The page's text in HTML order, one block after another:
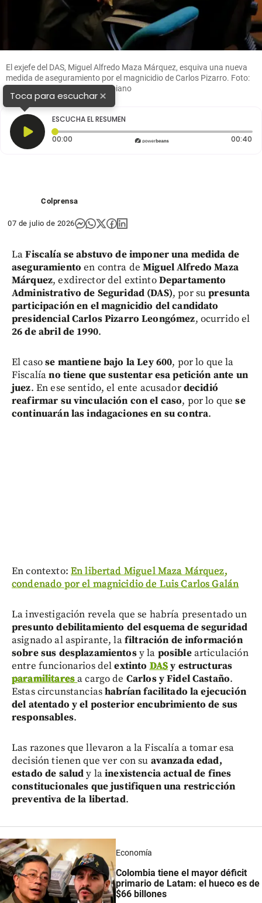
El exjefe del DAS, Miguel Alfredo Maza Márquez, esquiva una nueva
medida de aseguramiento por el magnicidio de Carlos Pizarro. Foto:
Colprensa y Archivo El Colombiano
Toca para escuchar×
ESCUCHA EL RESUMEN
00:00 Tiempo transcurrido: 0 segundos 00:40
Colprensa
07 de julio de 2026
LaFiscalía se abstuvo de imponer una medida de
aseguramiento en contra deMiguel Alfredo Maza
Márquez, exdirector del extintoDepartamento
Administrativo de Seguridad (DAS), por supresunta
participación en el magnicidio del candidato
presidencial Carlos Pizarro Leongómez, ocurrido el
26 de abril de 1990.
El casose mantiene bajo la Ley 600, por lo que la
Fiscalíano tiene que sustentar esa petición ante un
juez. En ese sentido, el ente acusadordecidió
reafirmar su vinculación con el caso, por lo quese
continuarán las indagaciones en su contra.
En contexto: En libertad Miguel Maza Márquez,
condenado por el magnicidio de Luis Carlos Galán
La investigación revela que se habría presentado un
presunto debilitamiento del esquema de seguridad
asignado al aspirante, lafiltración de información
sobre sus desplazamientosy la posiblearticulación
entre funcionarios delextinto DASy estructuras
paramilitaresa cargo de Carlos y Fidel Castaño.
Estas circunstanciashabrían facilitado la ejecución
del atentado y el posterior encubrimiento de sus
responsables.
Las razones que llevaron a la Fiscalía a tomar esa
decisión tienen que ver con su avanzada edad,
estado de saludy lainexistencia actual de fines
constitucionales que justifiquen una restricción
preventiva de la libertad.
Economía
Colombia tiene el mayor déficit
primario de Latam: el hueco es de
$66 billones